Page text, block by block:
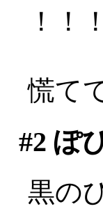
！！
慌て
#2 ぽ
黒の